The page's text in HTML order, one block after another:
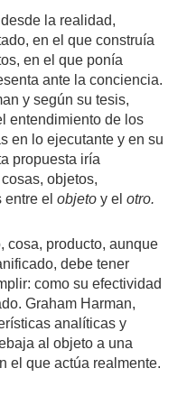
desde la realidad,
en el que construía
en el que ponía
ante la conciencia.
y según su tesis,
entendimiento de los
en lo ejecutante y en su
propuesta iría
objetos,
entre elobjeto y elotro.
cosa, producto, aunque
debe tener
como su efectividad
Graham Harman,
analíticas y
al objeto a una
el que actúa realmente.